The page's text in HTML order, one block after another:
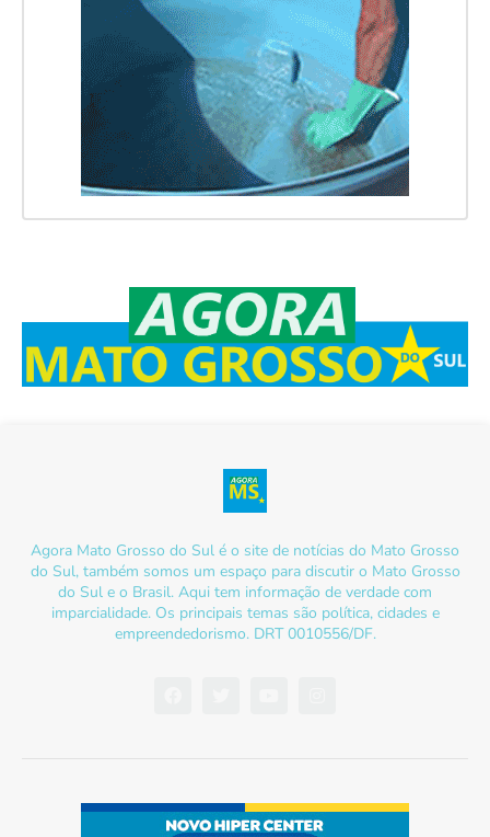
Agora Mato Grosso do Sul é o site de notícias do Mato Grosso
do Sul, também somos um espaço para discutir o Mato Grosso
do Sul e o Brasil. Aqui tem informação de verdade com
imparcialidade. Os principais temas são política, cidades e
empreendedorismo. DRT 0010556/DF.